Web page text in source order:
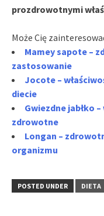
prozdrowotnymi
Może Cię
Mamey sapote –
zastosowanie
Jocote –
diecie
Gwiezdne jabłko
zdrowotne
Longan –
organizmu
POSTED UNDER DIETA